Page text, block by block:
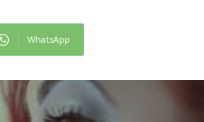
WhatsApp